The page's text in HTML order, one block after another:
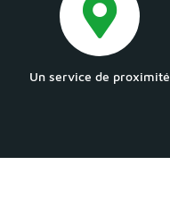
Un service de proximité